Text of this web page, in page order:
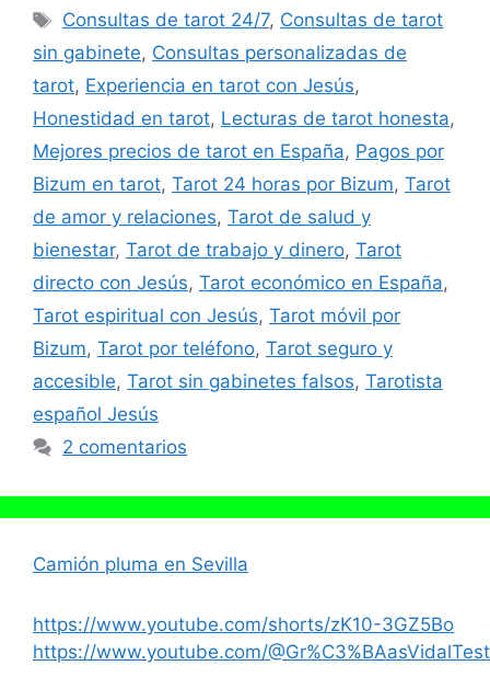
Etiquetas
Consultas de tarot 24/7, Consultas de tarot
sin gabinete, Consultas personalizadas de
tarot, Experiencia en tarot con Jesús,
Honestidad en tarot, Lecturas de tarot honesta,
Mejores precios de tarot en España, Pagos por
Bizum en tarot, Tarot 24 horas por Bizum, Tarot
de amor y relaciones, Tarot de salud y
bienestar, Tarot de trabajo y dinero, Tarot
directo con Jesús, Tarot económico en España,
Tarot espiritual con Jesús, Tarot móvil por
Bizum, Tarot por teléfono, Tarot seguro y
accesible, Tarot sin gabinetes falsos, Tarotista
español Jesús
2 comentarios
Camión pluma en Sevilla
https://www.youtube.com/shorts/zK10-3GZ5Bo
https://www.youtube.com/